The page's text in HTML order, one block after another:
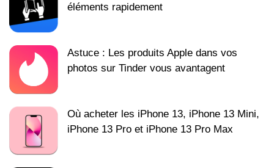
éléments rapidement
Astuce : Les produits Apple dans vos
photos sur Tinder vous avantagent
Où acheter les iPhone 13, iPhone 13 Mini,
iPhone 13 Pro et iPhone 13 Pro Max